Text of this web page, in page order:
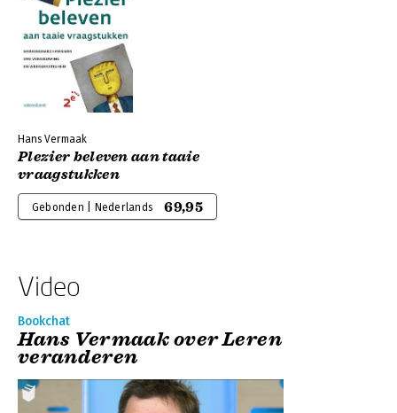
Hans Vermaak
Plezier beleven aan taaie
vraagstukken
Gebonden | Nederlands 69,95
Video
Bookchat
Hans Vermaak over Leren
veranderen